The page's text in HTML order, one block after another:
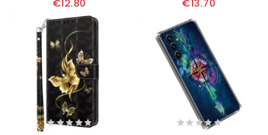
€12.80 €13.70